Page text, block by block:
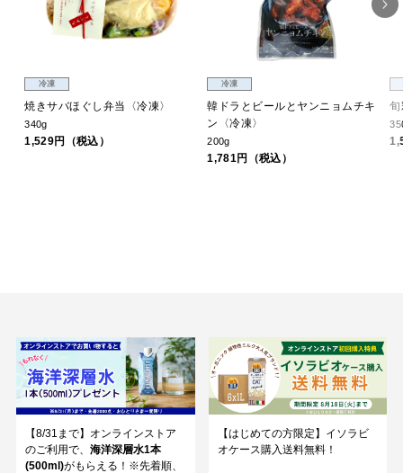
冷凍
焼きサバほぐし弁当〈冷凍〉
340g
1,529円（税込）
冷凍
韓ドラとビールとヤンニョムチキ
ン〈冷凍〉
200g
1,781円（税込）
【8/31まで】オンラインストア
のご利用で、 海洋深層水1本
(500ml)がもらえる！※先着順、
【はじめての方限定】イソラビ
オケース購入送料無料！